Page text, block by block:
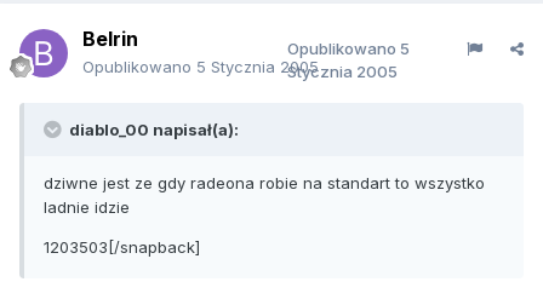
Belrin
Opublikowano 5 Stycznia 2005
Opublikowano 5
Stycznia 2005
diablo_00 napisał(a):
dziwne jest ze gdy radeona robie na standart to wszystko
ladnie idzie
1203503[/snapback]